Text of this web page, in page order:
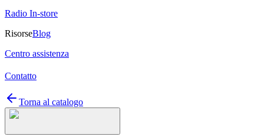
Radio In-store
RisorseBlog
Centro assistenza
Contatto
Torna al catalogo